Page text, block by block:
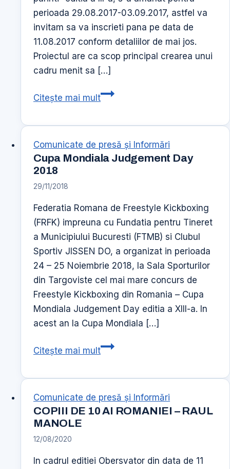
perioada 29.08.2017-03.09.2017, astfel va
invitam sa va inscrieti pana pe data de
11.08.2017 conform detaliilor de mai jos.
Proiectul are ca scop principal crearea unui
cadru menit sa […]
Citește mai multScoala
copii
si
a
III-
a
Comunicate de presă şi Informări
Cupa Mondiala Judgement Day
2018
29/11/2018
Federatia Romana de Freestyle Kickboxing
(FRFK) impreuna cu Fundatia pentru Tineret
a Municipiului Bucuresti (FTMB) si Clubul
Sportiv JISSEN DO, a organizat in perioada
24 – 25 Noiembrie 2018, la Sala Sporturilor
din Targoviste cel mai mare concurs de
Freestyle Kickboxing din Romania – Cupa
Mondiala Judgement Day editia a XIII-a. In
acest an la Cupa Mondiala […]
Citește mai multCupa
2018
Comunicate de presă şi Informări
COPIII DE 10 AI ROMANIEI – RAUL
MANOLE
12/08/2020
In cadrul editiei Obersvator din data de 11